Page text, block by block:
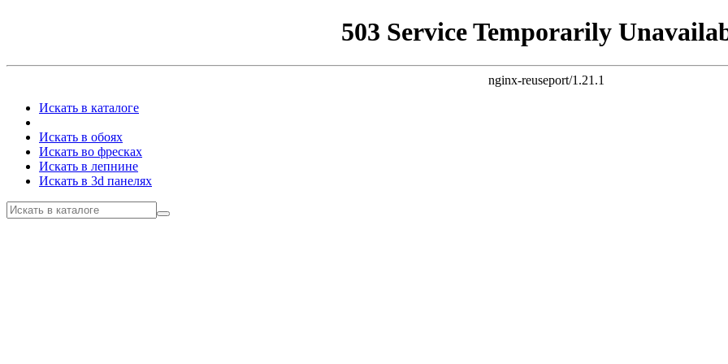
503 Service Temporarily
nginx-reuseport/1.21.1
Искать в каталоге
Искать в обоях
Искать во фресках
Искать в лепнине
Искать в 3d панелях